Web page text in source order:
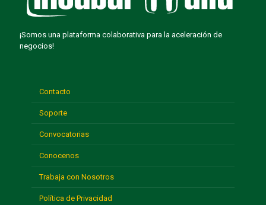
¡Somos una plataforma colaborativa para la aceleración de
negocios!
Contacto
Soporte
Convocatorias
Conocenos
Trabaja con Nosotros
Política de Privacidad